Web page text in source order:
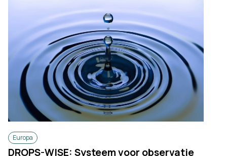
Europa
DROPS-WISE: Systeem voor observatie